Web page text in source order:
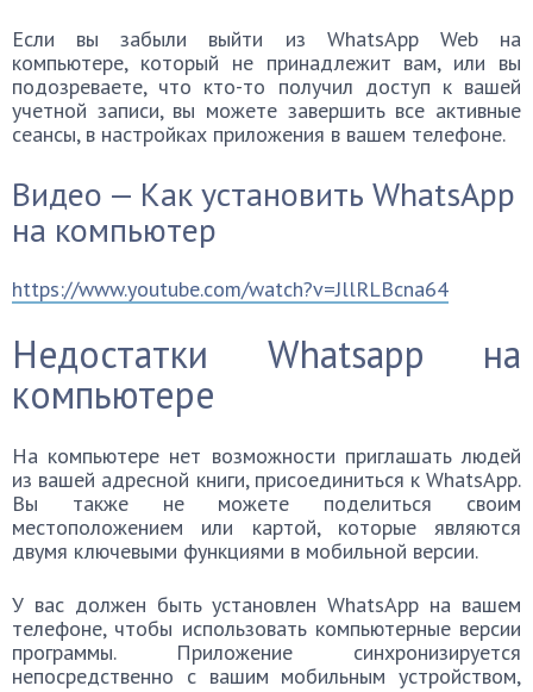
Если вы забыли выйти из WhatsApp Web на
компьютере, который не принадлежит вам, или вы
подозреваете, что кто-то получил доступ к вашей
учетной записи, вы можете завершить все активные
сеансы, в настройках приложения в вашем телефоне.
Видео — Как установить WhatsApp
на компьютер
https://www.youtube.com/watch?v=JllRLBcna64
Недостатки Whatsapp на
компьютере
На компьютере нет возможности приглашать людей
из вашей адресной книги, присоединиться к WhatsApp.
Вы также не можете поделиться своим
местоположением или картой, которые являются
двумя ключевыми функциями в мобильной версии.
У вас должен быть установлен WhatsApp на вашем
телефоне, чтобы использовать компьютерные версии
программы. Приложение синхронизируется
непосредственно с вашим мобильным устройством,